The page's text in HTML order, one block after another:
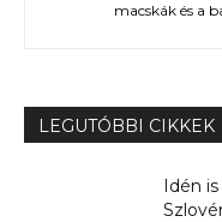
macskák és a
LEGUTÓBBI CIKKEK
Idén